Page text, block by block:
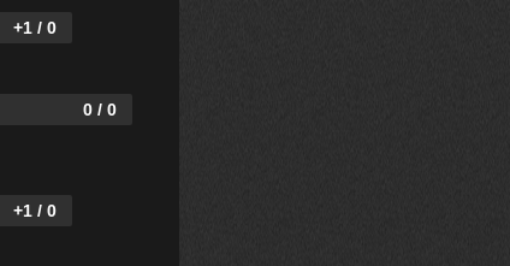
+1 / 0
0 / 0
+1 / 0